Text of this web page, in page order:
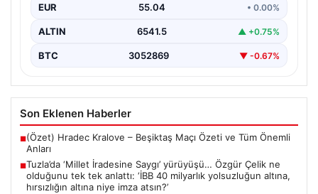
{ “title”: “Tuzla’da ‘Millet İradesine Saygı’ Yürüyüşü ve
Özgür Çelik’ten Açıklamalar”, “content”: “ Tuzla…
EUR 55.04 • 0.00%
ALTIN 6541.5 ▲ +0.75%
BTC 3052869 ▼ -0.67%
Son Eklenen Haberler
■(Özet) Hradec Kralove – Beşiktaş Maçı Özeti ve Tüm Önemli
Anları
■Tuzla’da ‘Millet İradesine Saygı’ yürüyüşü… Özgür Çelik ne
olduğunu tek tek anlattı: ‘İBB 40 milyarlık yolsuzluğun altına,
hırsızlığın altına niye imza atsın?’